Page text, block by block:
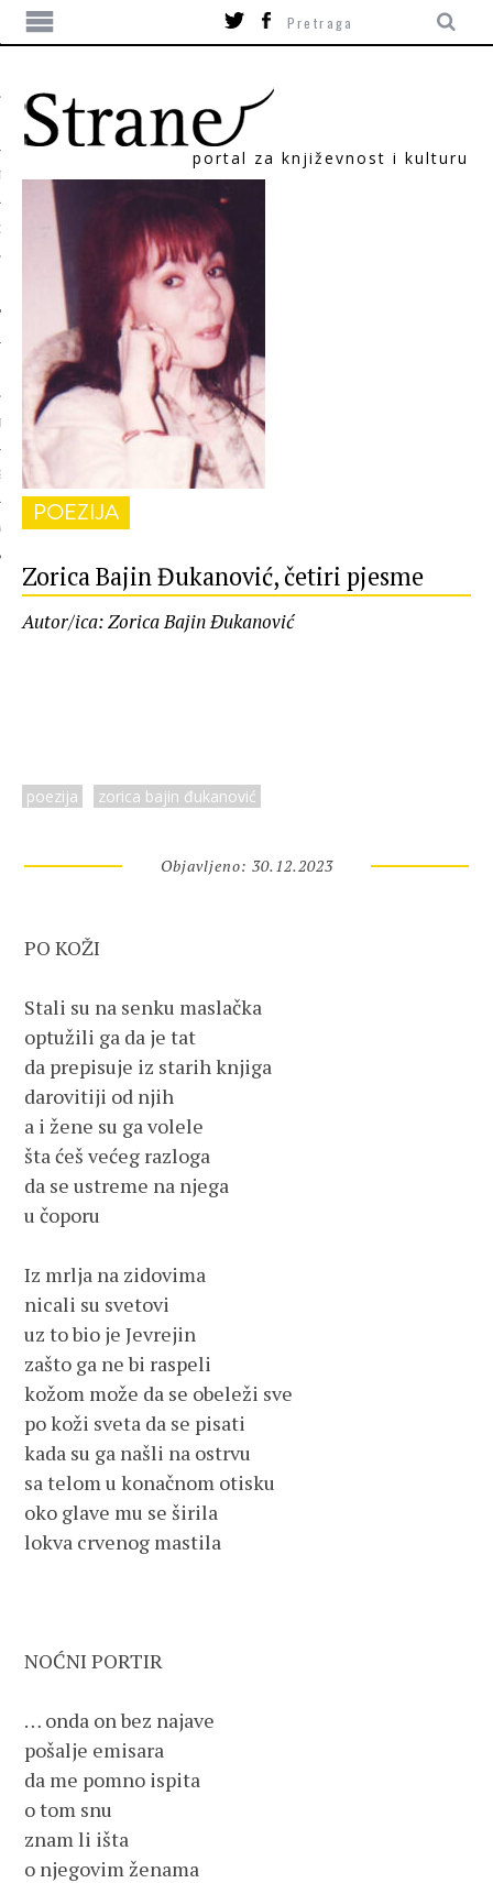
portal za književnost i kulturu
POEZIJA
Zorica Bajin Đukanović, četiri pjesme
Autor/ica: Zorica Bajin Đukanović
poezija zorica bajin đukanović
Objavljeno: 30.12.2023
PO KOŽI
Stali su na senku maslačka
optužili ga da je tat
da prepisuje iz starih knjiga
darovitiji od njih
a i žene su ga volele
šta ćeš većeg razloga
da se ustreme na njega
u čoporu
Iz mrlja na zidovima
nicali su svetovi
uz to bio je Jevrejin
zašto ga ne bi raspeli
kožom može da se obeleži sve
po koži sveta da se pisati
kada su ga našli na ostrvu
sa telom u konačnom otisku
oko glave mu se širila
lokva crvenog mastila
NOĆNI PORTIR
… onda on bez najave
pošalje emisara
da me pomno ispita
o tom snu
znam li išta
o njegovim ženama